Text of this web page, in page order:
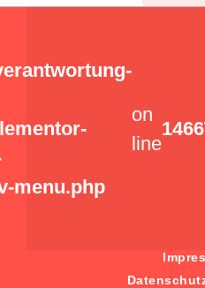
menu.php
on
line
1466